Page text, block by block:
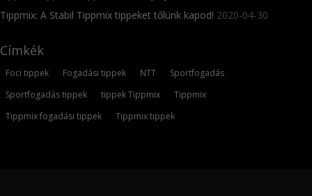
Tippmix: A Stabil Tippmix tippeket tőlünk kapod! 2020-04-30
Címkék
Foci tippek Fogadási tippek NTT
Sportfogadás
Sportfogadás tippek
tippek Tippmix
Tippmix
Tippmix fogadási tippek
Tippmix tippek